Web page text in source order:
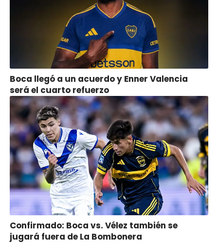
Boca llegó a un acuerdo y Enner Valencia
será el cuarto refuerzo
Confirmado: Boca vs. Vélez también se
jugará fuera de La Bombonera